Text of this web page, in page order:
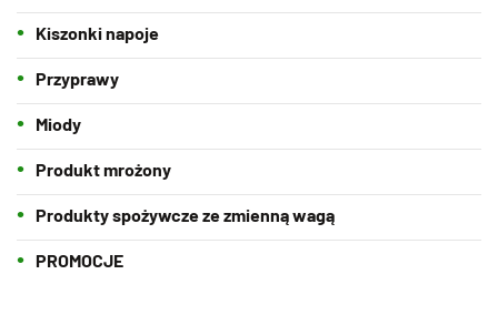
Kiszonki napoje
Przyprawy
Miody
Produkt mrożony
Produkty spożywcze ze zmienną wagą
PROMOCJE